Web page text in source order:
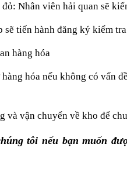
Nhân viên hải quan sẽ
sẽ tiến hành đăng ký kiểm
hàng hóa
hóa nếu không có vấn
và vận chuyển về kho để
tôi nếu bạn muốn